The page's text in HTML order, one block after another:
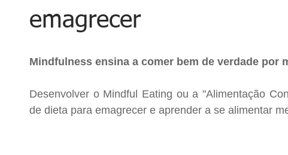
emagrecer
Mindfulness ensina a comer bem de verdade por
Desenvolver o Mindful Eating ou a "Alimentação
de dieta para emagrecer e aprender a se alimentar